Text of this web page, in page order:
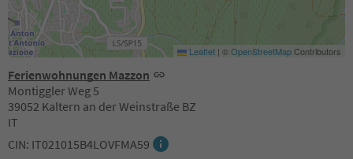
Ferienwohnungen Mazzon
Montiggler Weg 5
39052 Kaltern an der Weinstraße BZ
IT
CIN: IT021015B4LOVFMA59
Leaflet | ©OpenStreetMapContributors